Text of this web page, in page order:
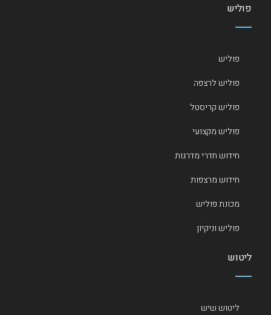
פוליש
פוליש
פוליש לרצפה
פוליש קריסטל
פוליש מקצועי
חידוש חדרי מדרגות
חידוש מרצפות
מכונת פוליש
פוליש וניקיון
ליטוש
ליטוש שיש